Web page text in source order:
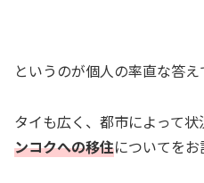
というのが個人の率直な答え
タイも広く、都市によって
ンコクへの移住についてをお